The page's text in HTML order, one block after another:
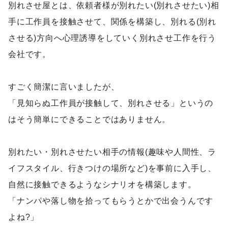
別れさせ屋とは、依頼者様が別れたい(別れさせたい)相
手に工作員を接触させて、関係を構築し、別れる(別れ
させる)方向へ心理誘導をしていく別れさせ工作を行う
会社です。
すごく簡潔に言いましたが、
「見知らぬ工作員が接触して、別れさせる」というの
はそう簡単にできることではありません。
別れたい・別れさせたい相手の情報(趣味や人間性、ラ
イフスタイル、行きつけの場所など)を事前に入手し、
自然に接触できるようなシナリオを構築します。
「ナンパや落し物を拾ってもらうとかで出会うんです
よね?」